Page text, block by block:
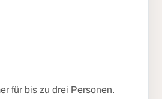
für bis zu drei Personen.